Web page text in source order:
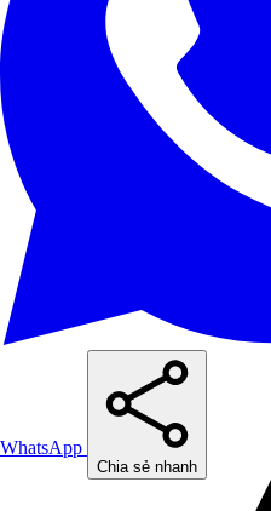
WhatsApp
Chia sẻ nhanh